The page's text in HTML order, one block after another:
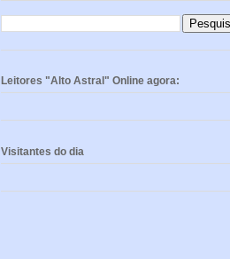
Leitores "Alto Astral" Online agora:
Visitantes do dia